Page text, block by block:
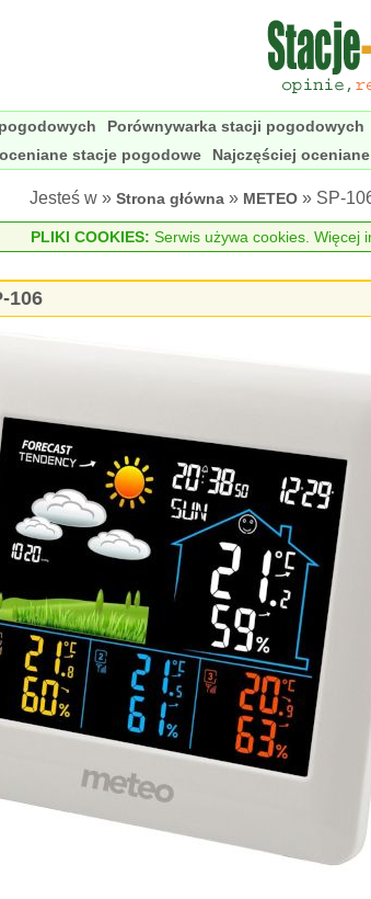
Porównywarka stacji pogodowych
stacje pogodowe
Najczęściej
Jesteś w » Strona główna » METEO » SP-
PLIKI COOKIES: Serwis używa cookies. Więcej
106